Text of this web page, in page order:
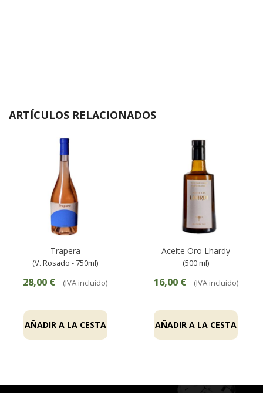
ARTÍCULOS RELACIONADOS
Trapera
(V. Rosado - 750ml)
28,00 € (IVA incluido)
AÑADIR A LA CESTA
Aceite Oro Lhardy
(500 ml)
16,00 € (IVA incluido)
AÑADIR A LA CESTA